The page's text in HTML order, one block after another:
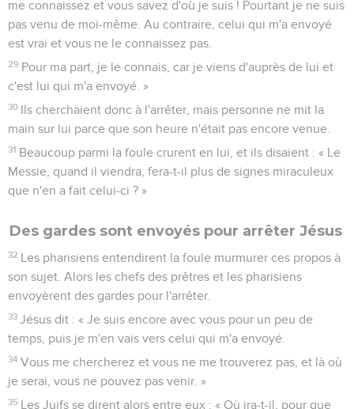
me connaissez et vous savez d'où je suis ! Pourtant je ne suis
pas venu de moi-même. Au contraire, celui qui m'a envoyé
est vrai et vous ne le connaissez pas.
29 Pour ma part, je le connais, car je viens d'auprès de lui et
c'est lui qui m'a envoyé. »
30 Ils cherchaient donc à l'arrêter, mais personne ne mit la
main sur lui parce que son heure n'était pas encore venue.
31 Beaucoup parmi la foule crurent en lui, et ils disaient : « Le
Messie, quand il viendra, fera-t-il plus de signes miraculeux
que n'en a fait celui-ci ? »
Des gardes sont envoyés pour arrêter Jésus
32 Les pharisiens entendirent la foule murmurer ces propos à
son sujet. Alors les chefs des prêtres et les pharisiens
envoyèrent des gardes pour l'arrêter.
33 Jésus dit : « Je suis encore avec vous pour un peu de
temps, puis je m'en vais vers celui qui m'a envoyé.
34 Vous me chercherez et vous ne me trouverez pas, et là où
je serai, vous ne pouvez pas venir. »
35 Les Juifs se dirent alors entre eux : « Où ira-t-il, pour que